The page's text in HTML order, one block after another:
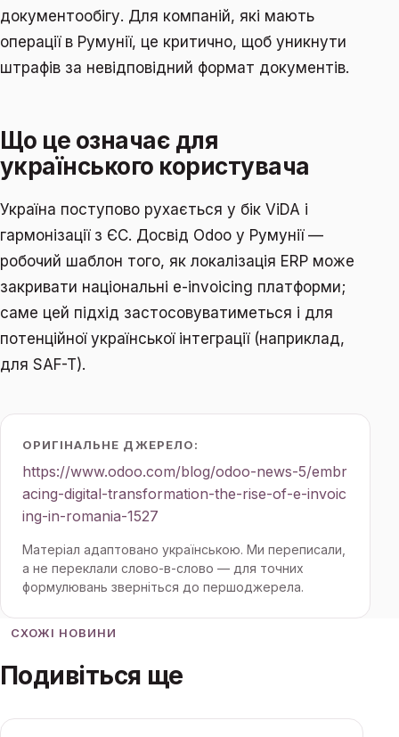
документообігу. Для компаній, які мають
операції в Румунії, це критично, щоб уникнути
штрафів за невідповідний формат документів.
Що це означає для
українського користувача
Україна поступово рухається у бік ViDA і
гармонізації з ЄС. Досвід Odoo у Румунії —
робочий шаблон того, як локалізація ERP може
закривати національні e-invoicing платформи;
саме цей підхід застосовуватиметься і для
потенційної української інтеграції (наприклад,
для SAF-T).
ОРИГІНАЛЬНЕ ДЖЕРЕЛО:
https://www.odoo.com/blog/odoo-news-5/embr
acing-digital-transformation-the-rise-of-e-invoic
ing-in-romania-1527
Матеріал адаптовано українською. Ми переписали,
а не переклали слово-в-слово — для точних
формулювань зверніться до першоджерела.
СХОЖІ НОВИНИ
Подивіться ще